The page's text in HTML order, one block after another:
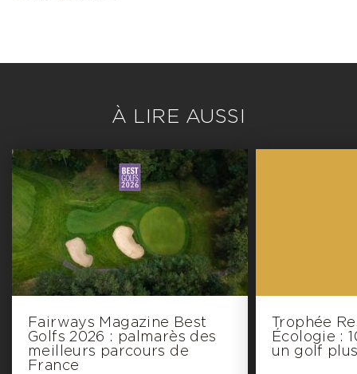
À LIRE AUSSI
Fairways Magazine Best
Golfs 2026 : palmarès des
meilleurs parcours de
France
Trophée
Écologie :
un golf